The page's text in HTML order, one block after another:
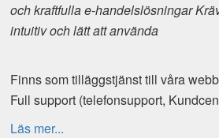
och kraftfulla e-handelslösningar
intuitiv och lätt att använda
Finns som tilläggstjänst till våra
Full support (telefonsupport,
Läs mer...